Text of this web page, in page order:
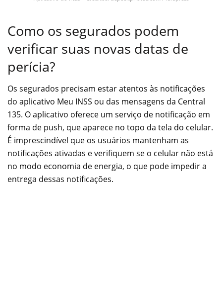
Como os segurados podem
verificar suas novas datas de
perícia?
Os segurados precisam estar atentos às notificações
do aplicativo Meu INSS ou das mensagens da Central
135. O aplicativo oferece um serviço de notificação em
forma de push, que aparece no topo da tela do celular.
É imprescindível que os usuários mantenham as
notificações ativadas e verifiquem se o celular não está
no modo economia de energia, o que pode impedir a
entrega dessas notificações.